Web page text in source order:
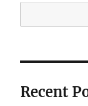
Recent